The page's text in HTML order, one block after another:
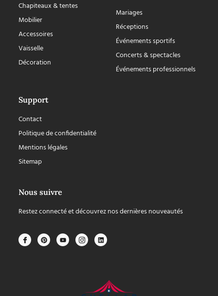
Chapiteaux & tentes
Mobilier
Accessoires
Vaisselle
Décoration
Mariages
Réceptions
Événements sportifs
Concerts & spectacles
Événements professionnels
Support
Contact
Politique de confidentialité
Mentions légales
Sitemap
Nous suivre
Restez connecté et découvrez nos dernières nouveautés